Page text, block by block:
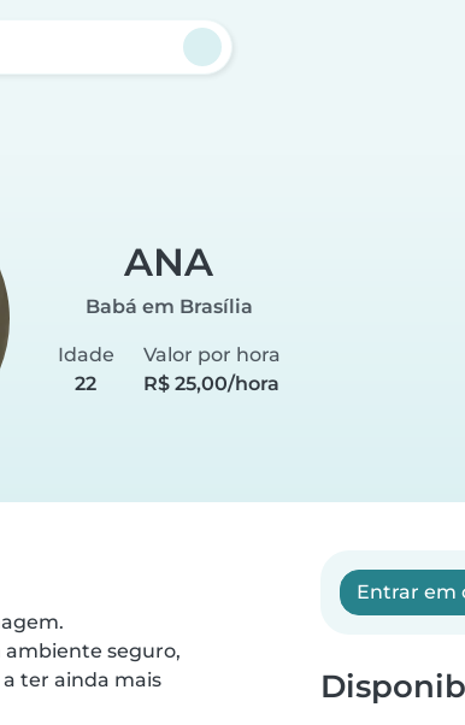
ANA
Babá em Brasília
Idade
22
Valor por hora
R$ 25,00/hora
ambiente seguro,
ter ainda mais
Entrar em